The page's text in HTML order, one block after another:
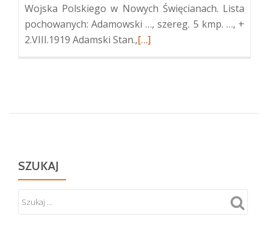
Wojska Polskiego w Nowych Święcianach. Lista
pochowanych: Adamowski …, szereg. 5 kmp. …, +
2.VIII.1919 Adamski Stan.,Więcej
w
[…]
SZUKAJ